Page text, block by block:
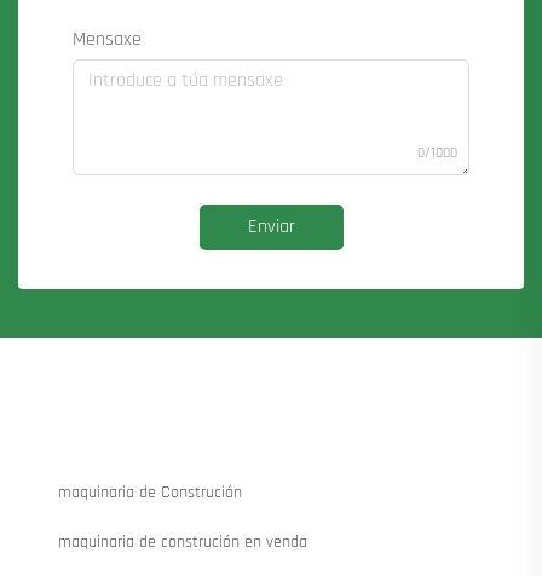
Mensaxe
0/1000
Enviar
maquinaria de Construción
maquinaria de construción en venda